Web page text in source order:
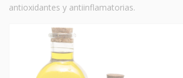
antioxidantes y antiinflamatorias.